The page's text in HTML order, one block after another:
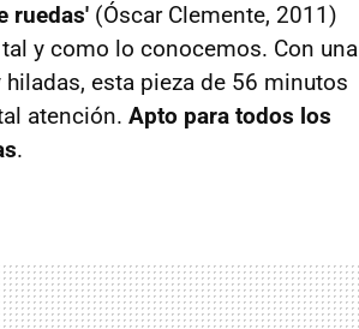
ruedas' (Óscar Clemente, 2011)
y como lo conocemos. Con una
esta pieza de 56 minutos
atención. Apto para todos los
.